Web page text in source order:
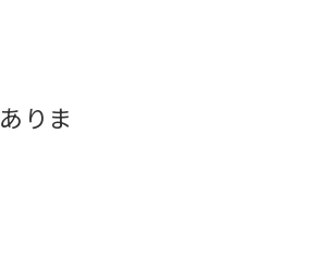
ありま